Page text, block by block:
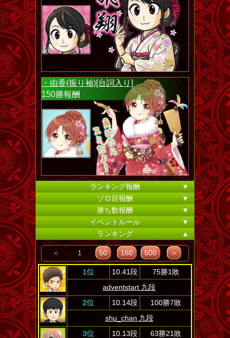
・由香(振り袖)[台詞入り]
150勝報酬
ランキング報酬
▼
ゾロ目報酬
▼
勝ち数報酬
▼
イベントルール
▼
ランキング
▲
＜ 1 50 160 500 ＞
1位 10.41段
75勝1敗
adventstart 九段
2位
10.14段
100勝7敗
shu_chan 九段
3位
10.13段
63勝21敗